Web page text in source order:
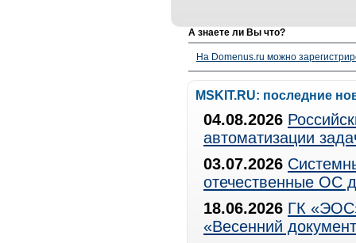
А знаете ли Вы что?
На Domenus.ru можно
MSKIT.RU: последние
04.08.2026
автоматизации
03.07.2026
отечественные ОС
18.06.2026 ГК
«Весенний